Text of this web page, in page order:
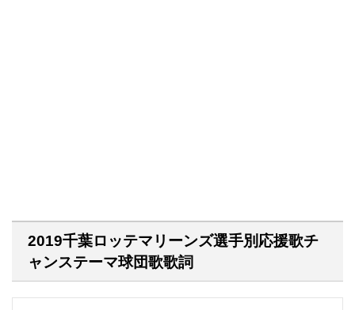
2019千葉ロッテマリーンズ選手別応援歌チ
ャンステーマ球団歌歌詞